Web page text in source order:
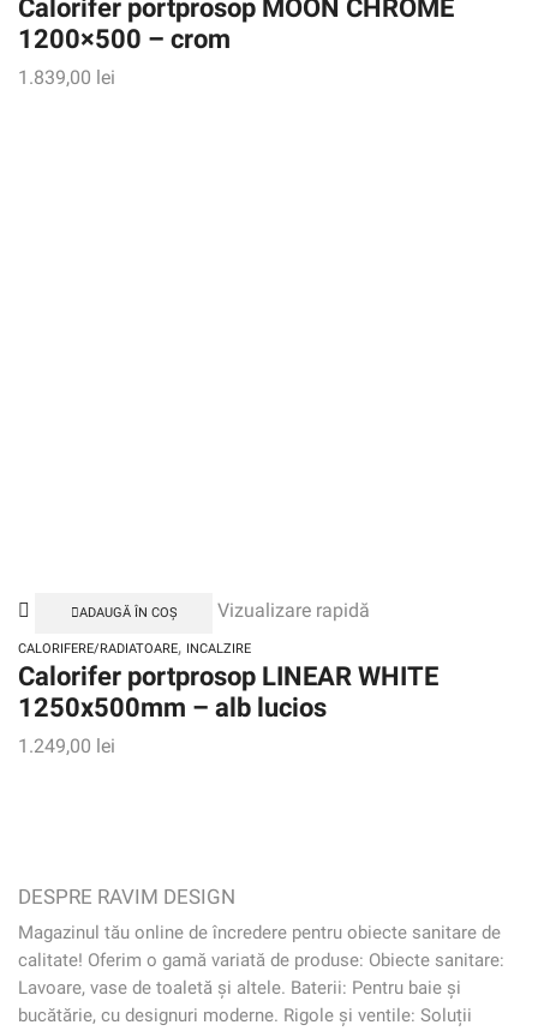
Calorifer portprosop MOON CHROME
1200×500 – crom
1.839,00 lei
ADAUGĂ ÎN COȘ Vizualizare rapidă
CALORIFERE/RADIATOARE, INCALZIRE
Calorifer portprosop LINEAR WHITE
1250x500mm – alb lucios
1.249,00 lei
DESPRE RAVIM DESIGN
Magazinul tău online de încredere pentru obiecte sanitare de
calitate! Oferim o gamă variată de produse: Obiecte sanitare:
Lavoare, vase de toaletă și altele. Baterii: Pentru baie și
bucătărie, cu designuri moderne. Rigole și ventile: Soluții